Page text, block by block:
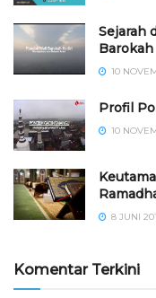
Sejarah
10
⁠⁠⁠Profil
10
8 JUNI
Komentar Terkini